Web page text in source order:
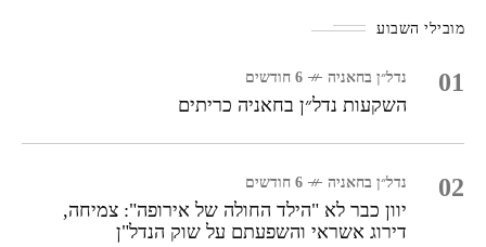
מובילי השבוע
01 נדל״ן בחאניה 6 חודשים
השקעות נדל״ן בחאניה כריתים
02 נדל״ן בחאניה 6 חודשים
יוון כבר לא "הילד החולה של אירופה": צמיחה,
דירוג אשראי והשפעתם על שוק הנדל"ן